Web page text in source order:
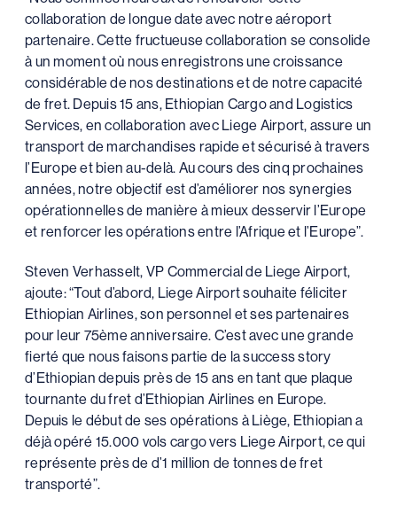
collaboration de longue date avec notre aéroport
partenaire. Cette fructueuse collaboration se consolide
à un moment où nous enregistrons une croissance
considérable de nos destinations et de notre capacité
de fret. Depuis 15 ans, Ethiopian Cargo and Logistics
Services, en collaboration avec Liege Airport, assure un
transport de marchandises rapide et sécurisé à travers
l’Europe et bien au-delà. Au cours des cinq prochaines
années, notre objectif est d’améliorer nos synergies
opérationnelles de manière à mieux desservir l’Europe
et renforcer les opérations entre l’Afrique et l’Europe”.
Steven Verhasselt, VP Commercial de Liege Airport,
ajoute: “Tout d’abord, Liege Airport souhaite féliciter
Ethiopian Airlines, son personnel et ses partenaires
pour leur 75ème anniversaire. C’est avec une grande
fierté que nous faisons partie de la success story
d’Ethiopian depuis près de 15 ans en tant que plaque
tournante du fret d’Ethiopian Airlines en Europe.
Depuis le début de ses opérations à Liège, Ethiopian a
déjà opéré 15.000 vols cargo vers Liege Airport, ce qui
représente près de d’1 million de tonnes de fret
transporté”.